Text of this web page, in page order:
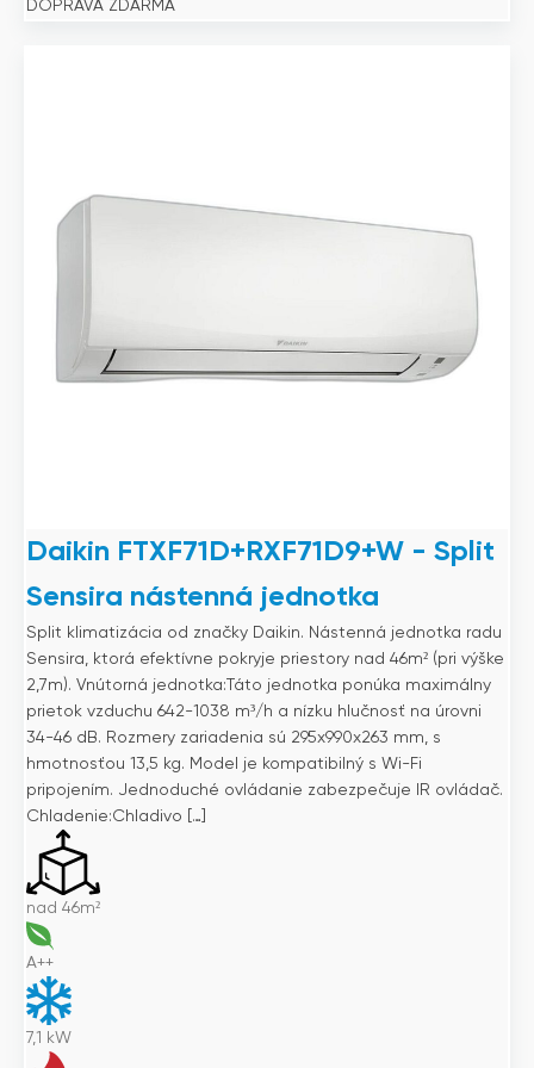
DOPRAVA ZDARMA
Daikin FTXF71D+RXF71D9+W - Split
Sensira nástenná jednotka
Split klimatizácia od značky Daikin. Nástenná jednotka radu
Sensira, ktorá efektívne pokryje priestory nad 46m² (pri výške
2,7m). Vnútorná jednotka:Táto jednotka ponúka maximálny
prietok vzduchu 642-1038 m³/h a nízku hlučnosť na úrovni
34-46 dB. Rozmery zariadenia sú 295x990x263 mm, s
hmotnosťou 13,5 kg. Model je kompatibilný s Wi-Fi
pripojením. Jednoduché ovládanie zabezpečuje IR ovládač.
Chladenie:Chladivo […]
nad 46m²
A++
7,1 kW